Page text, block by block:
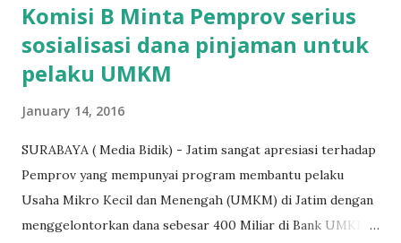
Komisi B Minta Pemprov serius
sosialisasi dana pinjaman untuk
pelaku UMKM
January 14, 2016
SURABAYA ( Media Bidik) - Jatim sangat apresiasi terhadap
Pemprov yang mempunyai program membantu pelaku
Usaha Mikro Kecil dan Menengah (UMKM) di Jatim dengan
menggelontorkan dana sebesar 400 Miliar di Bank UMKM